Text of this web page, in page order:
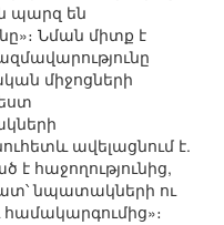
պարզ են
Նման միտք է
միջոցների
ավելացնում է.
հաջողությունից,
նպատակների ու
համակարգումից»։